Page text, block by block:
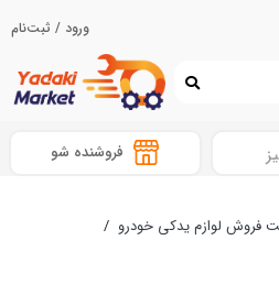
ورود / ثبت‌نام
فروشنده شو
فروش لوازم یدکی خودرو /